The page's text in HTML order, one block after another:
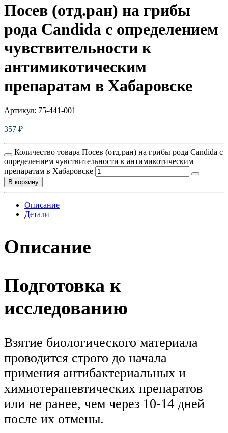
Посев (отд.ран) на грибы
рода Candida с определением
чувствительности к
антимикотическим
препаратам в Хабаровске
Артикул: 75-441-001
357 ₽
Количество товара Посев (отд.ран) на грибы рода Candida с
определением чувствительности к антимикотическим
препаратам в Хабаровске
В корзину
Описание
Детали
Описание
Подготовка к
исследованию
Взятие биологического материала
проводится строго до начала
примения антибактериальных и
химиотерапевтических препаратов
или не ранее, чем через 10-14 дней
после их отмены.